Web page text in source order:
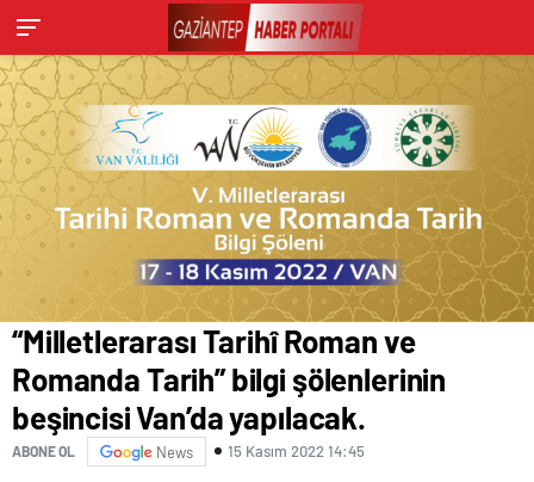
“Milletlerarası Tarihî Roman ve
Romanda Tarih” bilgi şölenlerinin
beşincisi Van’da yapılacak.
ABONE OL News 15 Kasım 2022 14:45